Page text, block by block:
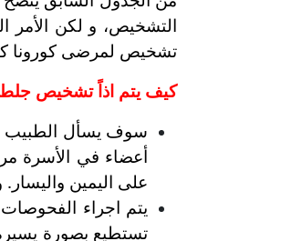
التشخيص، و لكن الأمر
تشخيص لمرضى كورونا كوفيد19، لأنه من الواضح و الجلي أن هناك العديد من الأسباب لهذا الارتفاع، بعضها
كيف يتم اذاً تشخيص
سوف يسأل الطبيب
أعضاء في الأسرة
على اليمين
يتم اجراء
تستطيع بصورة